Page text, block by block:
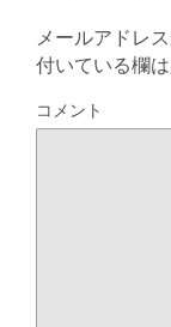
メールアドレ
付いている欄
コメント